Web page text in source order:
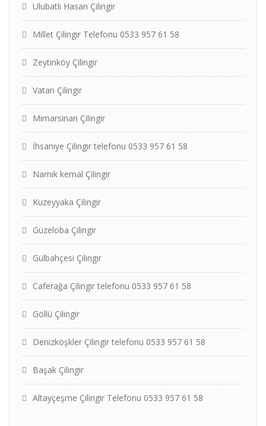
Ulubatlı Hasan Çilingir
Millet Çilingir Telefonu 0533 957 61 58
Zeytinköy Çilingir
Vatan Çilingir
Mimarsinan Çilingir
İhsaniye Çilingir telefonu 0533 957 61 58
Namık kemal Çilingir
Kuzeyyaka Çilingir
Güzeloba Çilingir
Gülbahçesi Çilingir
Caferağa Çilingir telefonu 0533 957 61 58
Göllü Çilingir
Denizköşkler Çilingir telefonu 0533 957 61 58
Başak Çilingir
Altayçeşme Çilingir Telefonu 0533 957 61 58